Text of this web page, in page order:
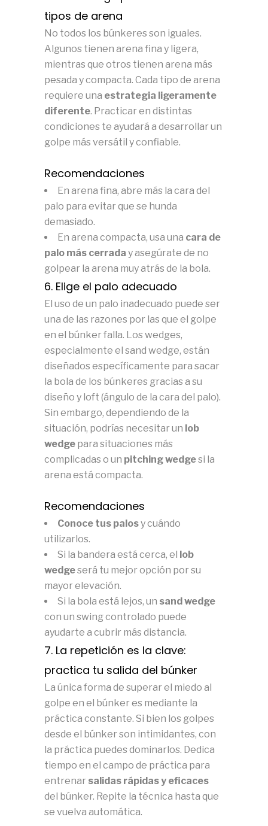
tipos de arena
No todos los búnkeres son iguales.
Algunos tienen arena fina y ligera,
mientras que otros tienen arena más
pesada y compacta. Cada tipo de arena
requiere una estrategia ligeramente
diferente. Practicar en distintas
condiciones te ayudará a desarrollar un
golpe más versátil y confiable.
Recomendaciones
En arena fina, abre más la cara del
palo para evitar que se hunda
demasiado.
En arena compacta, usa una cara de
palo más cerrada y asegúrate de no
golpear la arena muy atrás de la bola.
6. Elige el palo adecuado
El uso de un palo inadecuado puede ser
una de las razones por las que el golpe
en el búnker falla. Los wedges,
especialmente el sand wedge, están
diseñados específicamente para sacar
la bola de los búnkeres gracias a su
diseño y loft (ángulo de la cara del palo).
Sin embargo, dependiendo de la
situación, podrías necesitar un lob
wedge para situaciones más
complicadas o un pitching wedgesi la
arena está compacta.
Recomendaciones
Conoce tus palosy cuándo
utilizarlos.
Si la bandera está cerca, el lob
wedgeserá tu mejor opción por su
mayor elevación.
Si la bola está lejos, un sand wedge
con un swing controlado puede
ayudarte a cubrir más distancia.
7. La repetición es la clave:
practica tu salida del búnker
La única forma de superar el miedo al
golpe en el búnker es mediante la
práctica constante. Si bien los golpes
desde el búnker son intimidantes, con
la práctica puedes dominarlos. Dedica
tiempo en el campo de práctica para
entrenar salidas rápidas y eficaces
del búnker. Repite la técnica hasta que
se vuelva automática.